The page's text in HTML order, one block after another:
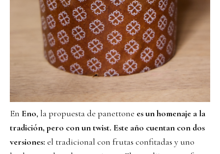
En Eno, la propuesta de panettone es un homenaje a la
tradición, pero con un twist. Este año cuentan con dos
versiones: el tradicional con frutas confitadas y uno